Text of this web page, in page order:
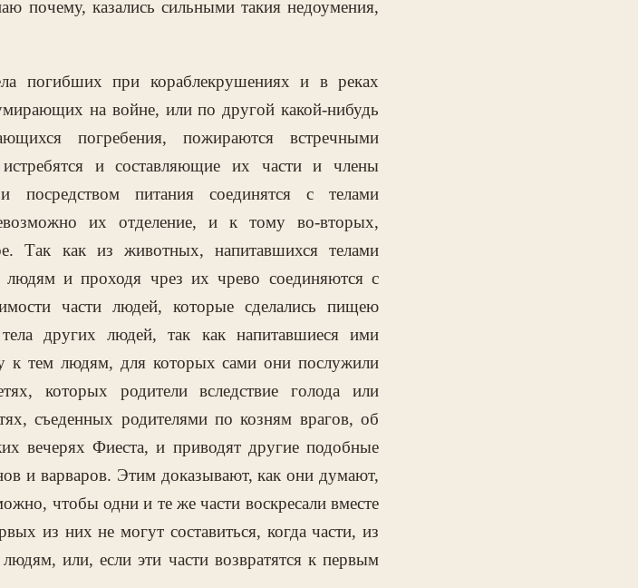
почему, казались сильными такия недоумения,
погибших при кораблекрушениях и в реках
на войне, или по другой какой-нибудь
погребения, пожираются встречными
и составляющие их части и члены
питания соединятся с телами
их отделение, и к тому во-вторых,
Так как из животных, напитавшихся телами
и проходя чрез их чрево соединяются с
части людей, которые сделались пищею
других людей, так как напитавшиеся ими
тем людям, для которых сами они послужили
которых родители вследствие голода или
съеденных родителями по козням врагов, об
вечерях Фиеста, и приводят другие подобные
и варваров. Этим доказывают, как они думают,
чтобы одни и те же части воскресали вместе
из них не могут составиться, когда части, из
или, если эти части возвратятся к первым